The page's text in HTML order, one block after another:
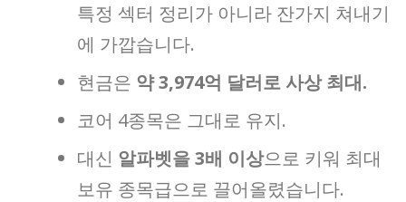
특정 섹터 정리가 아니라 잔가지 쳐내기
에 가깝습니다.
현금은 약 3,974억 달러로 사상 최대.
코어 4종목은 그대로 유지.
대신 알파벳을 3배 이상으로 키워 최대
보유 종목급으로 끌어올렸습니다.